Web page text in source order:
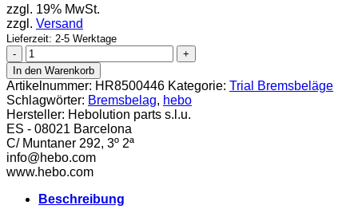
zzgl. 19% MwSt.
zzgl. Versand
Lieferzeit: 2-5 Werktage
Hebo
Bremsbelag
Formula
vorn
Menge
In den Warenkorb
Artikelnummer: HR8500446 Kategorie: Trial Bremsbeläge
Schlagwörter: Bremsbelag, hebo
Hersteller: Hebolution parts s.l.u.
ES - 08021 Barcelona
C/ Muntaner 292, 3º 2ª
info@hebo.com
www.hebo.com
Beschreibung